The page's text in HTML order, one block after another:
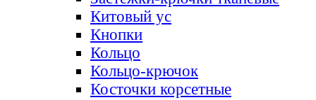
Китовый ус
Кнопки
Кольцо
Кольцо-крючок
Косточки корсетные